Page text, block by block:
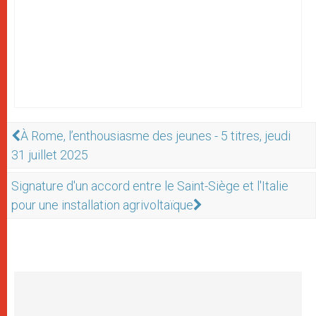
À Rome, l’enthousiasme des jeunes - 5 titres, jeudi
31 juillet 2025
Signature d'un accord entre le Saint-Siège et l'Italie
pour une installation agrivoltaïque